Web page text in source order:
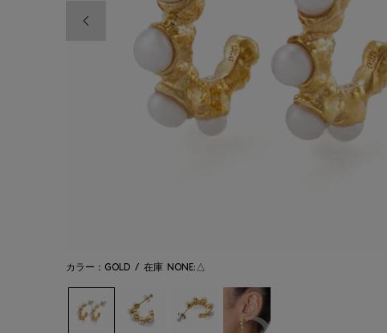
カラー：GOLD / 在庫 NONE:△